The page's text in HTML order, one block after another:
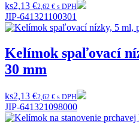
ks2,13 €2,62 € s DPH
JIP-641321100301
Kelímok spaľovací
30 mm
ks2,13 €2,62 € s DPH
JIP-641321098000